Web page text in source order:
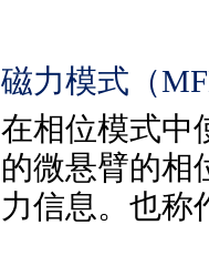
磁力模式（
在相位模式中
的微悬臂的相
力信息。也称